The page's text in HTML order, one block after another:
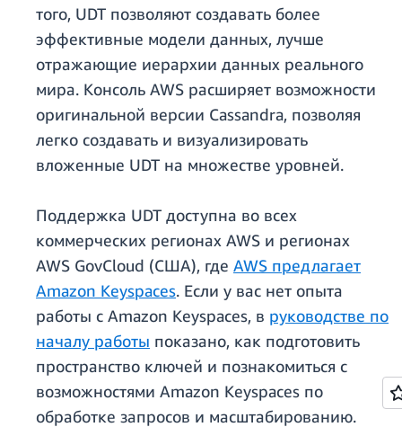
того, UDT позволяют создавать более
эффективные модели данных, лучше
отражающие иерархии данных реального
мира. Консоль AWS расширяет возможности
оригинальной версии Cassandra, позволяя
легко создавать и визуализировать
вложенные UDT на множестве уровней.
Поддержка UDT доступна во всех
коммерческих регионах AWS и регионах
AWS GovCloud (США), где AWS предлагает
Amazon Keyspaces. Если у вас нет опыта
работы с Amazon Keyspaces, в руководстве по
началу работы показано, как подготовить
пространство ключей и познакомиться с
возможностями Amazon Keyspaces по
обработке запросов и масштабированию.